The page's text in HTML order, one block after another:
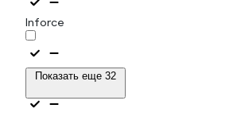
Inforce
Makita
Показать еще 32